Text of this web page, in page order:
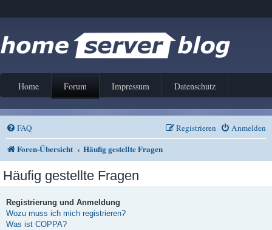
Home Forum Impressum Datenschutz
FAQ Anmelden
Registrieren
Foren-Übersicht Häufig gestellte Fragen
Häufig gestellte Fragen
Registrierung und Anmeldung
Wozu muss ich mich registrieren?
Was ist COPPA?